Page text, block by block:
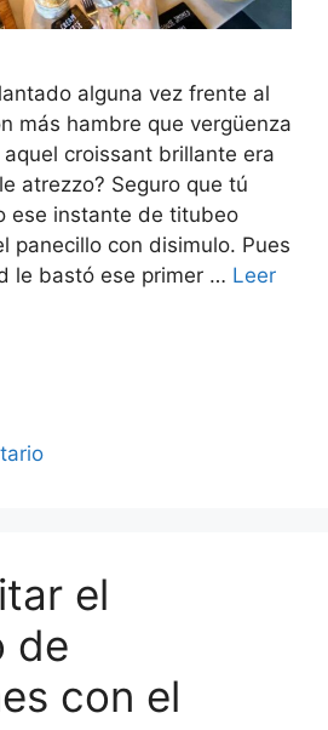
alguna vez frente al
más hambre que vergüenza
croissant brillante era
atrezzo? Seguro que tú
ese instante de titubeo
panecillo con disimulo. Pues
le bastó ese primer … Leer
el
de
con el